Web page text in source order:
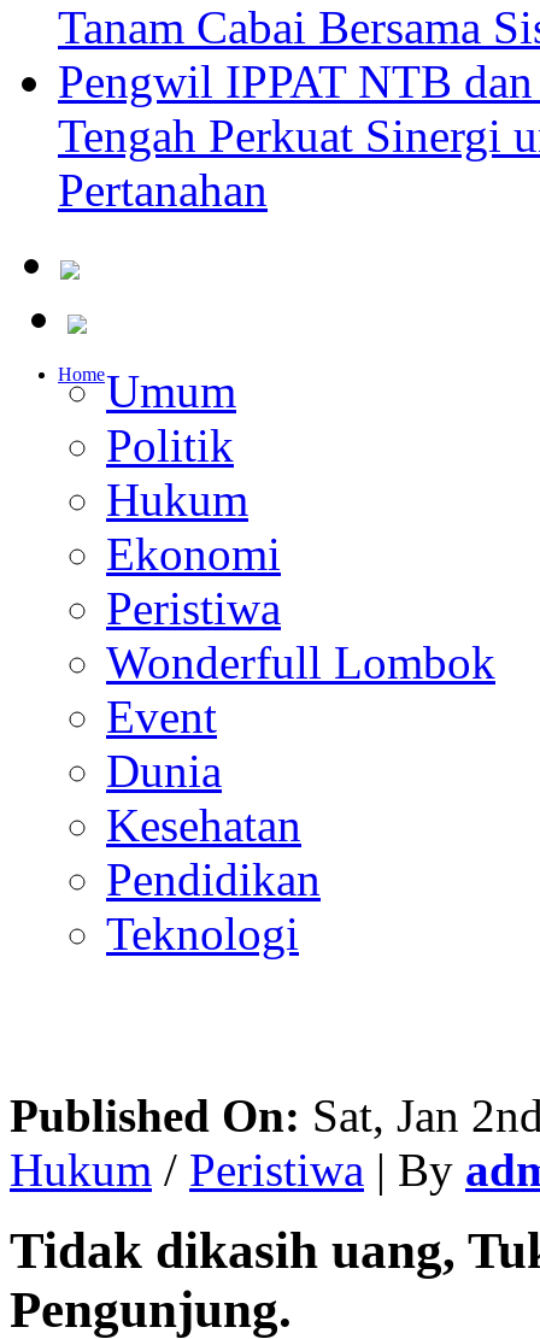
Tanam Cabai Bersama
Pengwil IPPAT NTB
Tengah Perkuat Sinergi
Pertanahan
HomeUmum
Politik
Hukum
Ekonomi
Peristiwa
Wonderfull Lombok
Event
Dunia
Kesehatan
Pendidikan
Teknologi
Published On: Sat, Jan
Hukum / Peristiwa | By
Tidak dikasih uang,
Pengunjung.